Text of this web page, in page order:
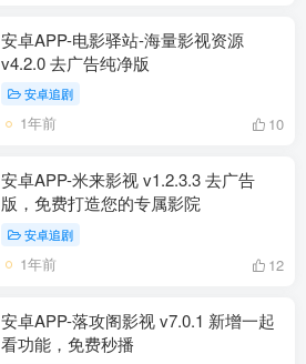
安卓APP-电影驿站-海量影视资源
v4.2.0 去广告纯净版
安卓追剧
1年前 10
安卓APP-米来影视 v1.2.3.3 去广告
版，免费打造您的专属影院
安卓追剧
1年前 12
安卓APP-落攻阁影视 v7.0.1 新增一起
看功能，免费秒播